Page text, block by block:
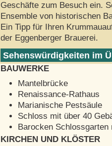
Geschäfte zum Besuch ein.
Ensemble von historischen
Ein Tipp für Ihren
der Eggenberger Brauerei.
Sehenswürdigkeiten im
BAUWERKE
Mantelbrücke
Renaissance-Rathaus
Marianische Pestsäule
Schloss mit über 40
Barocken Schlossgarten
KIRCHEN UND KLÖSTER